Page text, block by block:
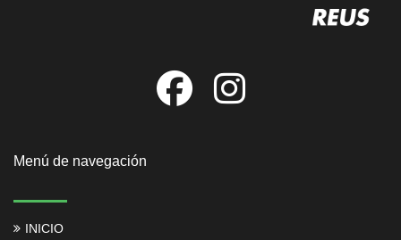
Menú de navegación
INICIO